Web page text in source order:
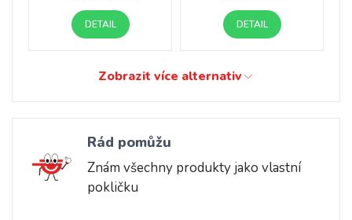
DETAIL DETAIL
Zobrazit více alternativ
Rád pomůžu
Znám všechny produkty jako vlastní
pokličku